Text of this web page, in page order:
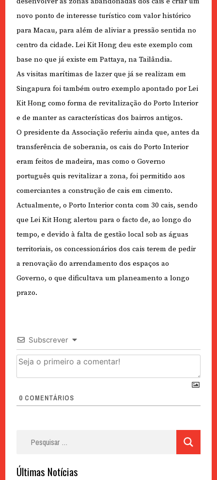
novo ponto de interesse turístico com valor histórico
para Macau, para além de aliviar a pressão sentida no
centro da cidade. Lei Kit Hong deu este exemplo com
base no que já existe em Pattaya, na Tailândia.
As visitas marítimas de lazer que já se realizam em
Singapura foi também outro exemplo apontado por Lei
Kit Hong como forma de revitalização do Porto Interior
e de manter as características dos bairros antigos.
O presidente da Associação referiu ainda que, antes da
transferência de soberania, os cais do Porto Interior
eram feitos de madeira, mas como o Governo
português quis revitalizar a zona, foi permitido aos
comerciantes a construção de cais em cimento.
Actualmente, o Porto Interior conta com 30 cais, sendo
que Lei Kit Hong alertou para o facto de, ao longo do
tempo, e devido à falta de gestão local sob as águas
territoriais, os concessionários dos cais terem de pedir
a renovação do arrendamento dos espaços ao
Governo, o que dificultava um planeamento a longo
prazo.
Subscrever
0 COMENTÁRIOS
Últimas Notícias